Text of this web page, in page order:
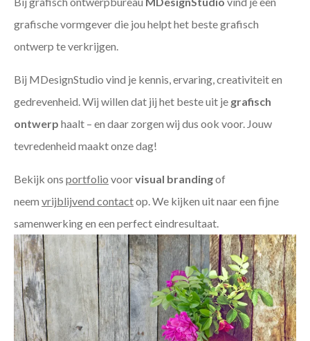
grafische vormgever die jou helpt het beste grafisch
ontwerp te verkrijgen.
Bij MDesignStudio vind je kennis, ervaring, creativiteit en
gedrevenheid. Wij willen dat jij het beste uit je grafisch
ontwerp haalt – en daar zorgen wij dus ook voor. Jouw
tevredenheid maakt onze dag!
Bekijk ons portfolio voorvisual brandingof
neem vrijblijvend contactop. We kijken uit naar een fijne
samenwerking en een perfect eindresultaat.